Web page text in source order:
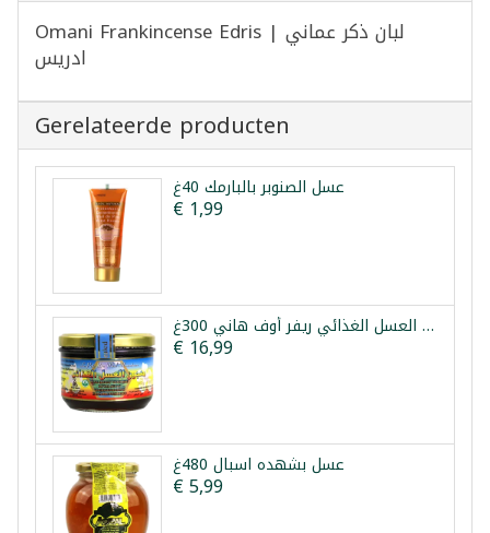
Omani Frankincense Edris | لبان ذكر عماني
ادريس
Gerelateerde producten
عسل الصنوبر بالبارمك 40غ
€ 1,99
معجون العسل الغذائي ريفر أوف هاني 300غ
€ 16,99
عسل بشهده اسبال 480غ
€ 5,99